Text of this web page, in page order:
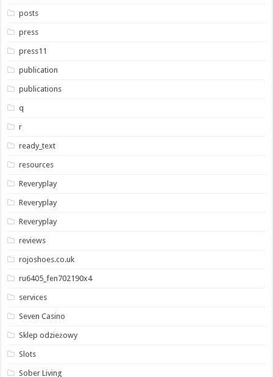
posts
press
press11
publication
publications
q
r
ready_text
resources
Reveryplay
Reveryplay
Reveryplay
reviews
rojoshoes.co.uk
ru6405_fen702190x4
services
Seven Casino
Sklep odzieżowy
Slots
Sober Living